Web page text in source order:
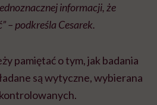
informacji, że
– podkreśla Cesarek.
pamiętać o tym, jak badania
są wytyczne, wybierana